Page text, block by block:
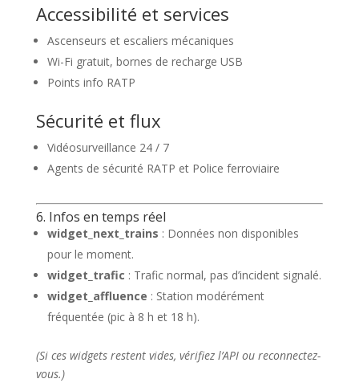
Accessibilité et services
Ascenseurs et escaliers mécaniques
Wi-Fi gratuit, bornes de recharge USB
Points info RATP
Sécurité et flux
Vidéosurveillance 24 / 7
Agents de sécurité RATP et Police ferroviaire
6. Infos en temps réel
widget_next_trains : Données non disponibles
pour le moment.
widget_trafic : Trafic normal, pas d’incident signalé.
widget_affluence : Station modérément
fréquentée (pic à 8 h et 18 h).
(Si ces widgets restent vides, vérifiez l’API ou reconnectez-
vous.)